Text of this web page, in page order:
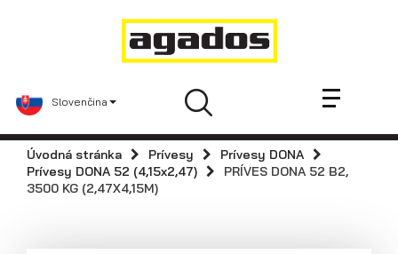
Slovenčina
Novinky a články
Predajcovia
Kontakt
Agados
Náhradné diely
AGA KIT
Úvodná stránka Prívesy
Prívesy DONA
Prívesy DONA 52 (4,15x2,47)
PRÍVES DONA 52 B2,
3500 KG (2,47X4,15M)